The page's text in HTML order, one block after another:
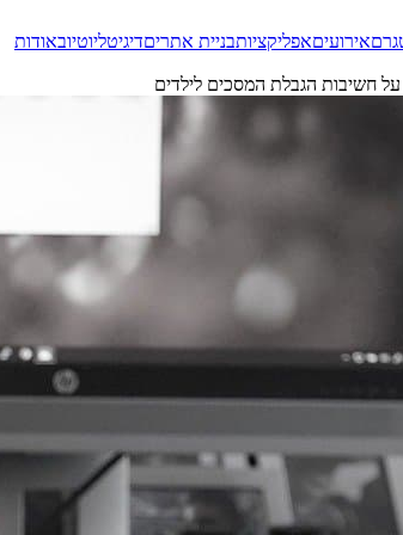
אירועיםאפליקציותבניית אתריםדיגיטליוטיובאודות
חשיבות הגבלת המסכים לילדים